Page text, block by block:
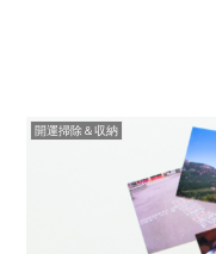
開運掃除＆収納